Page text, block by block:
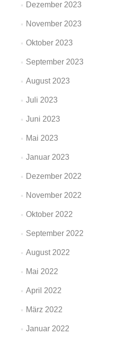
Dezember 2023
November 2023
Oktober 2023
September 2023
August 2023
Juli 2023
Juni 2023
Mai 2023
Januar 2023
Dezember 2022
November 2022
Oktober 2022
September 2022
August 2022
Mai 2022
April 2022
März 2022
Januar 2022